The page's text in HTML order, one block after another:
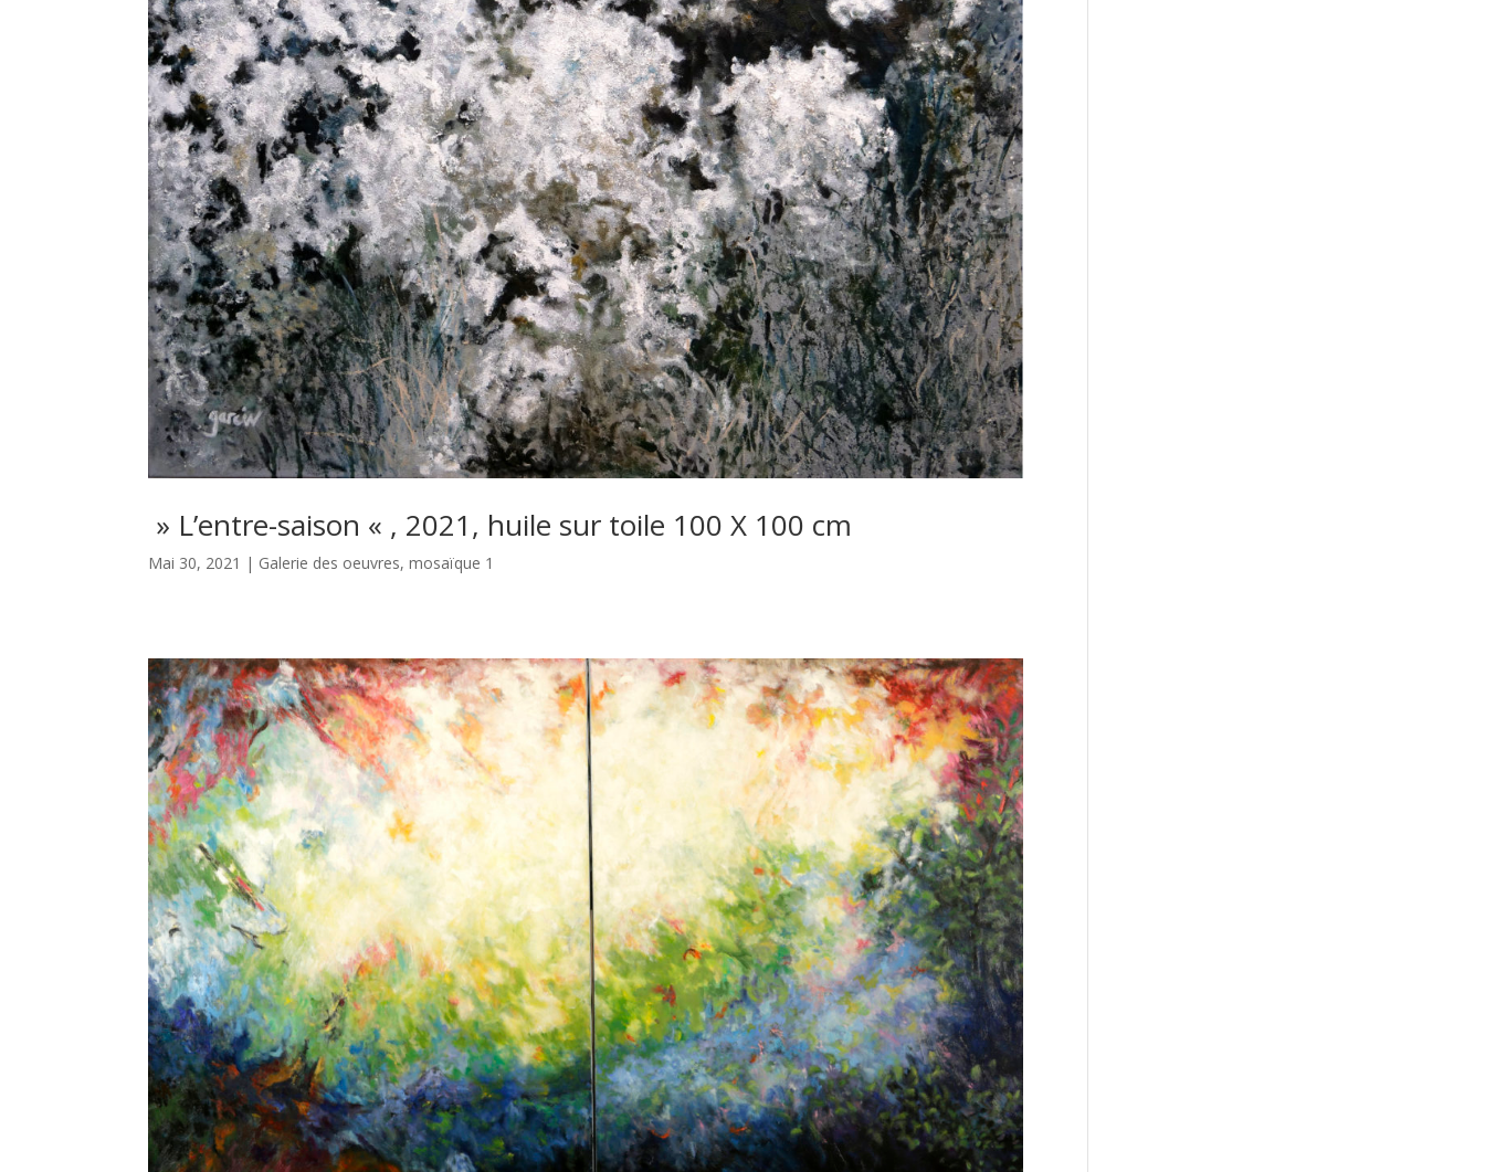
» L’entre-saison « , 2021, huile sur toile 100 X 100 cm
Mai 30, 2021 | Galerie des oeuvres,mosaïque 1